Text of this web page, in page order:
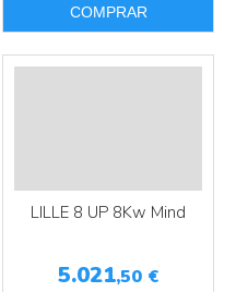
COMPRAR
LILLE 8 UP 8Kw Mind
5.021,50 €